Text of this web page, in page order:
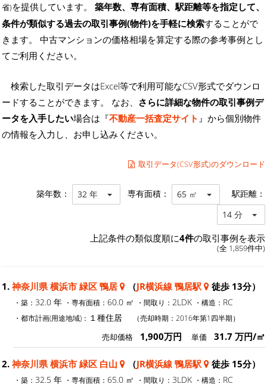
省)を提供しています。 築年数、専有面積、駅距離等を指定して、
条件が類似する過去の取引事例(物件)を手軽に検索することがで
きます。 中古マンションの価格相場を算定する際の参考事例とし
てご利用ください。
検索した取引データはExcel等で利用可能なCSV形式でダウンロ
ードすることができます。 なお、 さらに詳細な物件の取引事例デ
ータを入手したい場合は『不動産一括査定サイト 』から個別物件
の情報を入力し、お申し込みください。
取引データ(CSV形式)のダウンロード
築年数： 32 年 専有面積： 65 ㎡ 駅距離：
14 分
上記条件の類似度順に4件の取引事例を表示
(全 1,859件中)
1. 神奈川県 横浜市 緑区 鴨居 （JR横浜線 鴨居駅 徒歩 13分）
・築： 32.0 年 ・専有面積： 60.0 ㎡ ・間取り： 2LDK ・構造： RC
・都市計画(用途地域)： １種住居 （売却時期：2016年第1四半期）
売却価格 1,900万円 単価 31.7 万円/㎡
2. 神奈川県 横浜市 緑区 白山 （JR横浜線 鴨居駅 徒歩 15分）
・築： 32.5 年 ・専有面積： 65.0 ㎡ ・間取り： 3LDK ・構造： RC